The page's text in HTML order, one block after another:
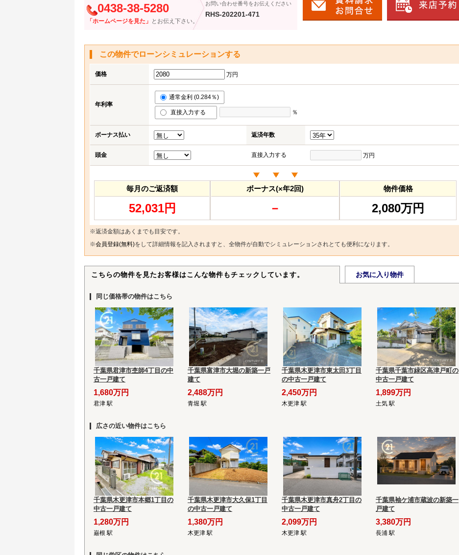
0438-38-5280
「ホームページを見た」 とお伝え下さい。
お問い合わせ番号をお伝えください
RHS-202201-471
この物件でローンシミュレーションする
価格 万円
年利率
通常金利 (0.284％)
直接入力する ％
ボーナス払い 返済年数
頭金 直接入力する 万円
毎月のご返済額
52,031円
ボーナス(×年2回)
－
物件価格
2,080万円
※返済金額はあくまでも目安です。
※会員登録(無料)をして詳細情報を記入されますと、全物件が自動でシミュレーションされとても便利になります。
こちらの物件を見たお客様はこんな物件もチェックしています。 お気に入り物件
同じ価格帯の物件はこちら
千葉県君津市杢師4丁目の中
古一戸建て
1,680万円
君津 駅
千葉県富津市大堀の新築一戸
建て
2,488万円
青堀 駅
千葉県木更津市東太田3丁目
の中古一戸建て
2,450万円
木更津 駅
千葉県千葉市緑区高津戸町の
中古一戸建て
1,899万円
土気 駅
広さの近い物件はこちら
千葉県木更津市本郷1丁目の
中古一戸建て
1,280万円
巌根 駅
千葉県木更津市大久保1丁目
の中古一戸建て
1,380万円
木更津 駅
千葉県木更津市真舟2丁目の
中古一戸建て
2,099万円
木更津 駅
千葉県袖ケ浦市蔵波の新築一
戸建て
3,380万円
長浦 駅